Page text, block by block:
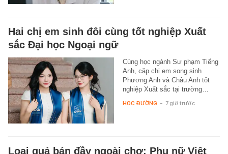
Hai chị em sinh đôi cùng tốt nghiệp Xuất
sắc Đại học Ngoại ngữ
Cùng học ngành Sư phạm Tiếng
Anh, cặp chị em song sinh
Phương Anh và Châu Anh tốt
nghiệp Xuất sắc tại trường…
HỌC ĐƯỜNG - 7 giờ trước
Loại quả bán đầy ngoài chợ: Phụ nữ Việt